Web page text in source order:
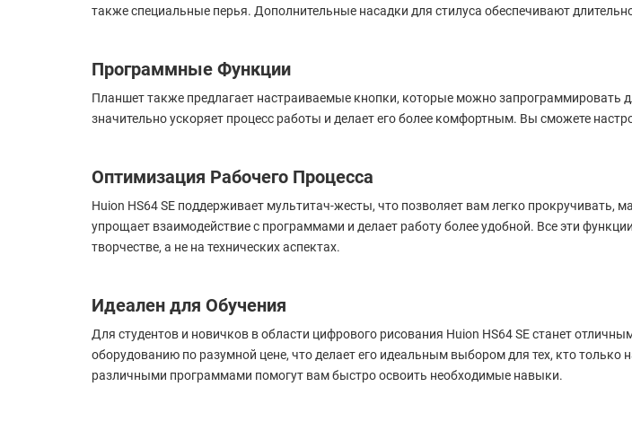
также специальные перья. Дополнительные насадки для стилуса обеспечивают
Программные Функции
Планшет также предлагает настраиваемые кнопки, которые можно
значительно ускоряет процесс работы и делает его более комфортным. Вы сможете
Оптимизация Рабочего Процесса
Huion HS64 SE поддерживает мультитач-жесты, что позволяет вам легко
упрощает взаимодействие с программами и делает работу более удобной. Все эти
творчестве, а не на технических аспектах.
Идеален для Обучения
Для студентов и новичков в области цифрового рисования Huion HS64 SE станет
оборудованию по разумной цене, что делает его идеальным выбором для тех, кто только
различными программами помогут вам быстро освоить необходимые навыки.